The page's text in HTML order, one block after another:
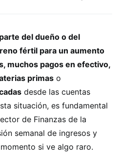
del dueño o del
fértil para un aumento
muchos pagos en efectivo,
primas o
desde las cuentas
situación, es fundamental
de Finanzas de la
semanal de ingresos y
si ve algo raro.